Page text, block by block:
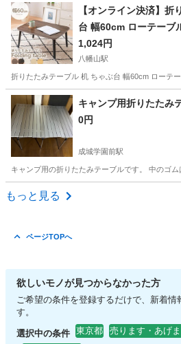
東京 墨田区 曳舟駅 ソファ
【オンライン決済】
台 幅60cm ローテーブ
1,024円
八幡山駅
折りたたみテーブル 机 ちゃぶ台 幅60cm ローテ
東京 杉並区 八幡山駅 テーブル
キャンプ用折りたたみ
0円
成城学園前駅
キャンプ用の折りたたみテーブルです。 中のゴム
東京 世田谷区
もっと見る
ページTOPへ
欲しいモノが見つからなかった方
ご希望の条件を登録するだけで、新着情
す。
選択中の条件 東京都 売ります・あげ